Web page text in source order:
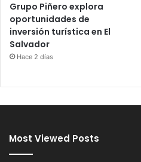
Grupo Piñero explora
oportunidades de
inversión turística en El
Salvador
Hace 2 días
Most Viewed Posts